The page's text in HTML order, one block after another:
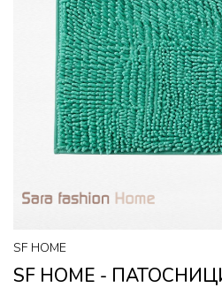
SF HOME
SF HOME -